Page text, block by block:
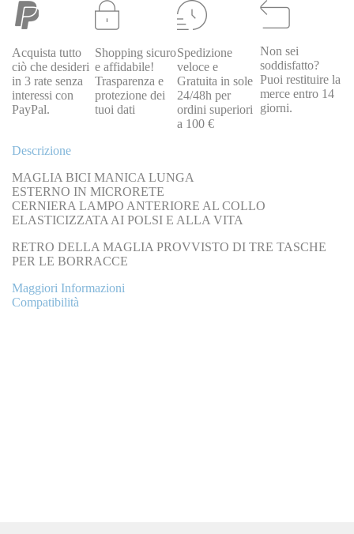
Acquista tutto
ciò che desideri
in 3 rate senza
interessi con
PayPal.
Shopping sicuro
e affidabile!
Trasparenza e
protezione dei
tuoi dati
Spedizione
veloce e
Gratuita in sole
24/48h per
ordini superiori
a 100 €
Non sei
soddisfatto?
Puoi restituire la
merce entro 14
giorni.
Descrizione
MAGLIA BICI MANICA LUNGA
ESTERNO IN MICRORETE
CERNIERA LAMPO ANTERIORE AL COLLO
ELASTICIZZATA AI POLSI E ALLA VITA
RETRO DELLA MAGLIA PROVVISTO DI TRE TASCHE
PER LE BORRACCE
Maggiori Informazioni
Compatibilità